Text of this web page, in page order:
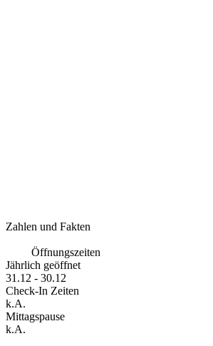
Zahlen und Fakten
Öffnungszeiten
Jährlich geöffnet
31.12 - 30.12
Check-In Zeiten
k.A.
Mittagspause
k.A.